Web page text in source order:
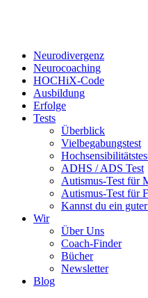
Neurodivergenz
Neurocoaching
HOCHiX-Code
Ausbildung
Erfolge
Tests
Überblick
Vielbegabungstest
ADHS / ADS Test
Autismus-Test für
Autismus-Test für
Kannst du ein
Wir
Über Uns
Coach-Finder
Bücher
Newsletter
Blog